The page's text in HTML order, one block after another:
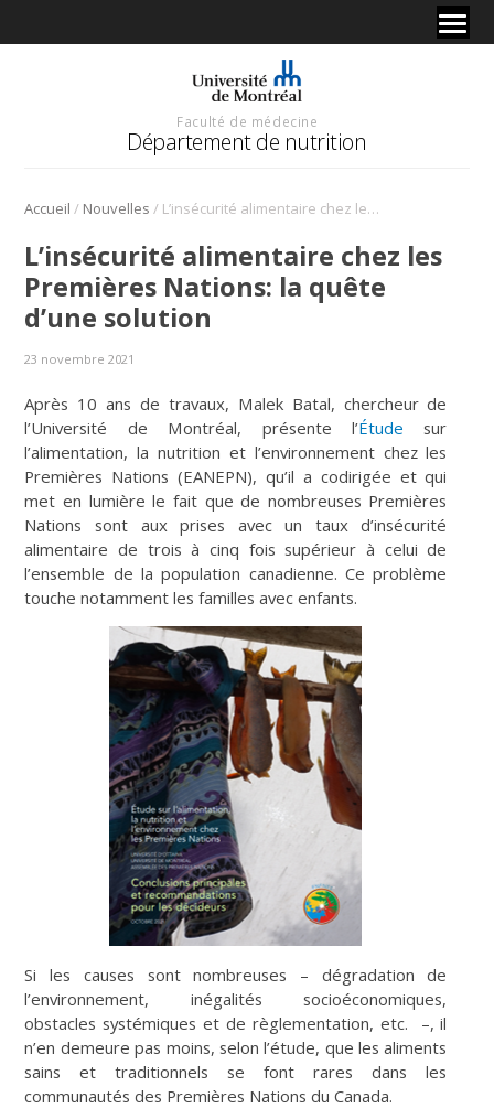
Faculté de médecine
Département de nutrition
Accueil / Nouvelles / L’insécurité alimentaire chez les Premières Nations: la quête d’une solution
L’insécurité alimentaire chez les
Premières Nations: la quête
d’une solution
23 novembre 2021
Après 10 ans de travaux, Malek Batal, chercheur de
l’Université de Montréal, présente l’Étude sur
l’alimentation, la nutrition et l’environnement chez les
Premières Nations (EANEPN), qu’il a codirigée et qui
met en lumière le fait que de nombreuses Premières
Nations sont aux prises avec un taux d’insécurité
alimentaire de trois à cinq fois supérieur à celui de
l’ensemble de la population canadienne. Ce problème
touche notamment les familles avec enfants.
Si les causes sont nombreuses – dégradation de
l’environnement, inégalités socioéconomiques,
obstacles systémiques et de règlementation, etc. –, il
n’en demeure pas moins, selon l’étude, que les aliments
sains et traditionnels se font rares dans les
communautés des Premières Nations du Canada.